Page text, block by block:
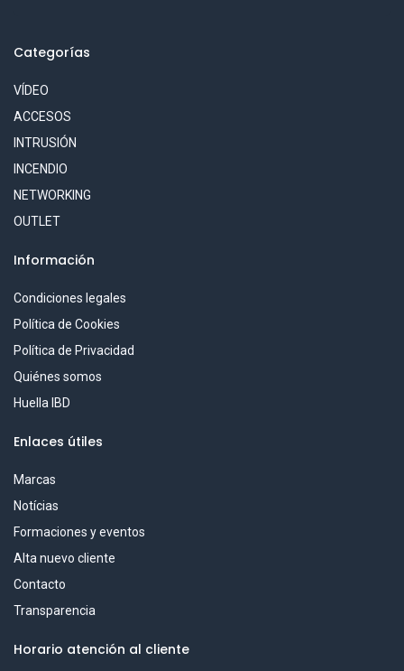
Categorías
VÍDEO
ACCESOS
INTRUSIÓN
INCENDIO
NETWORKING
OUTLET
Información
Condiciones legales
Política de Cookies
Política de Privacidad
Quiénes somos
Huella IBD
Enlaces útiles
Marcas
Notícias
Formaciones y eventos
Alta nuevo cliente
Contacto
Transparencia
Horario atención al cliente